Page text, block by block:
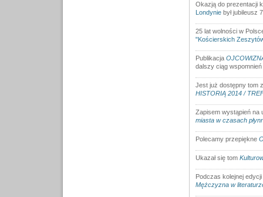
Okazją do prezentacji
Londyniebył jubileusz
25 lat wolności w
"Kościerskich
Publikacja
dalszy ciąg
Jest już dostępny tom
HISTORIĄ 2014 /
Zapisem wystąpień na
miasta w czasach
Polecamy przepiękne
Ukazał się tom
Podczas kolejnej
Mężczyzna w